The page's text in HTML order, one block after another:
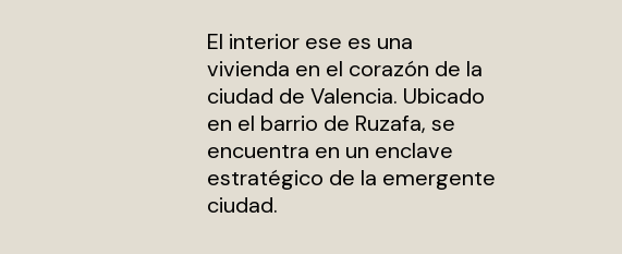
El interior ese es una
vivienda en el corazón de la
ciudad de Valencia. Ubicado
en el barrio de Ruzafa, se
encuentra en un enclave
estratégico de la emergente
ciudad.